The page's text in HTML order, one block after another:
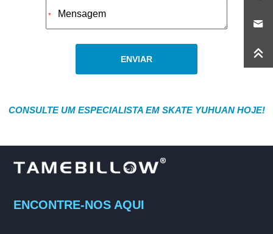
*
ENVIAR
CONSULTE UM ESPECIALISTA EM SKATE YUHUAN HOJE!
ENCONTRE-NOS AQUI